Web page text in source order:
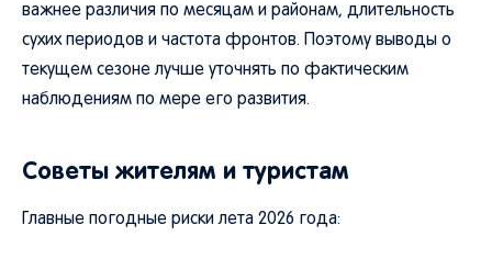
важнее различия по месяцам и районам, длительность
сухих периодов и частота фронтов. Поэтому выводы о
текущем сезоне лучше уточнять по фактическим
наблюдениям по мере его развития.
Советы жителям и туристам
Главные погодные риски лета 2026 года: